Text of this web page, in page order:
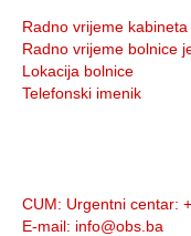
Radno vrijeme kabineta
Radno vrijeme bolnice
Lokacija bolnice
Telefonski imenik
CUM: Urgentni centar:
E-mail: info@obs.ba